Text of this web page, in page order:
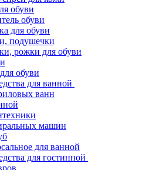
обуви
обуви
для обуви
подушечки
рожки для обуви
обуви
для ванной
ванн
машин
для ванной
для гостинной